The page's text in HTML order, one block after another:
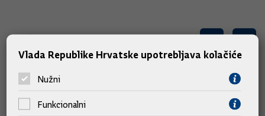
Slične vijesti
Vlada Republike Hrvatske upotrebljava kolačiće
Nužni
Funkcionalni